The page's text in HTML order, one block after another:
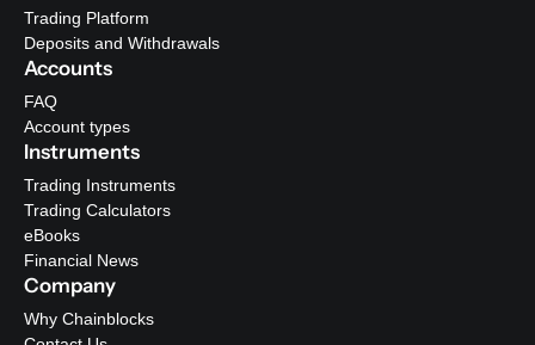
Trading Platform
Deposits and Withdrawals
Accounts
FAQ
Account types
Instruments
Trading Instruments
Trading Calculators
eBooks
Financial News
Company
Why Chainblocks